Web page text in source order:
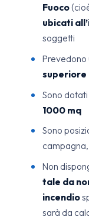
Fuoco
ubicati
soggetti
Prevedono
superiore
Sono dotati
1000 mq
Sono
campagna,
Non
tale da
incendio
sarà da